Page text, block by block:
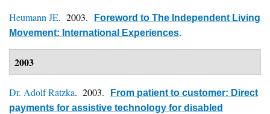
Heumann JE. 2003.
Foreword to The Independent Living
Movement: International Experiences.
2003
Dr. Adolf Ratzka. 2003.
From patient to customer: Direct
payments for assistive technology for disabled